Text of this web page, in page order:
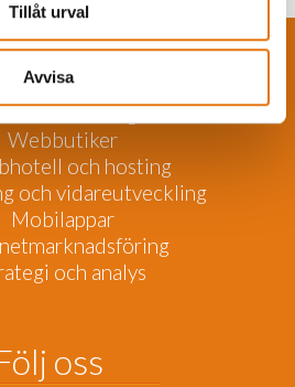
Tillåt urval
Avvisa
tjänster
Webbutiker
och hosting
och vidareutveckling
Mobilappar
och analys
oss